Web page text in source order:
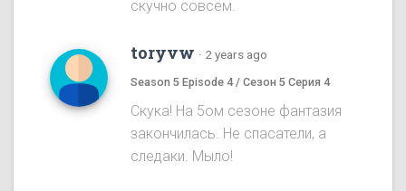
скучно совсем.
toryvw · 2 years ago
Season 5 Episode 4 / Сезон 5 Серия 4
Скука! На 5ом cезоне фантазия
закончилась. Не спасатели, а
следаки. Мыло!